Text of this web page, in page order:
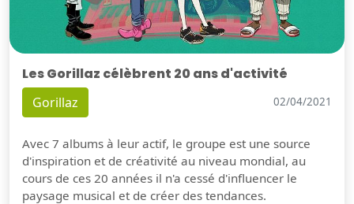
Les Gorillaz célèbrent 20 ans d'activité
Gorillaz 02/04/2021
Avec 7 albums à leur actif, le groupe est une source
d'inspiration et de créativité au niveau mondial, au
cours de ces 20 années il n'a cessé d'influencer le
paysage musical et de créer des tendances.